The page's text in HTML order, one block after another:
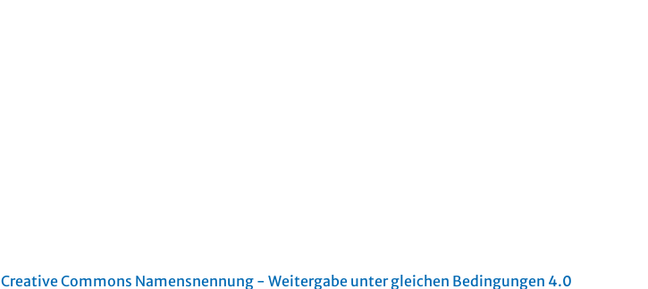
Creative Commons Namensnennung - Weitergabe unter gleichen Bedingungen 4.0